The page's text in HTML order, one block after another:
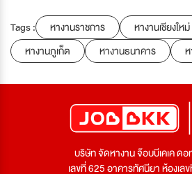
Tags : หางานราชการ หางานเชียงใหม่
หางานภูเก็ต
หางานธนาคาร
บริษัท จัดหางาน จ๊อบบีเคเค ด
เลขที่ 625 อาคารทัศนียา ห้องเล